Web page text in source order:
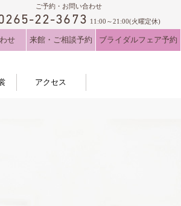
ご予約・お問い合わせ
22-3673 11:00～21:00(火曜定休)
せ 来館・ご相談予約 ブライダルフェア予約
アクセス